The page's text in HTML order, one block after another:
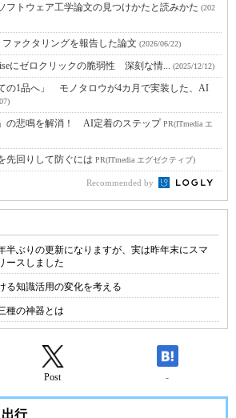
フトウェア工学論文の見つけかたと読みかた (202
ファクタリングを報告した論文 (2026/06/22)
にゼロクリックの脆弱性 深刻な情... (2025/12/12)
ての1品へ」 モノタロウが4カ月で実装した、AI
」の悲鳴を解消！ AI定着のステップPR(ITmedia エ
先回りして防ぐには PR(ITmedia エグゼクティブ)
Recommended by
半ぶりの更新になりますが、実は昨年末にスマ
ースしました
る知識活用の変化を考える
種の神器とは
Post -
行